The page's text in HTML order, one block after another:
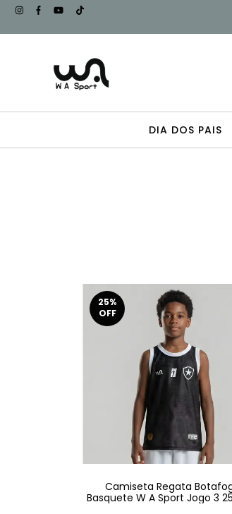
DIA DOS PAIS
25%
OFF
Camiseta Regata
Basquete W A Sport Jogo 3